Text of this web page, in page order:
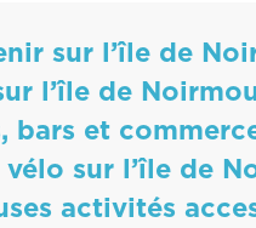
sur l’île de
l’île de
bars et
sur l’île de
activités